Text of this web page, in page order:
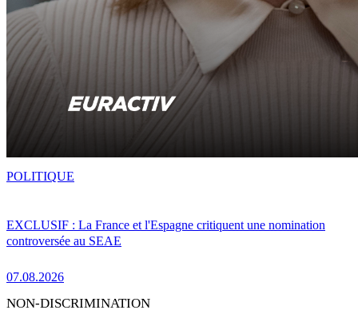
EXCLUSIF : La France et l'Espagne critiquent une nomination
controversée au SEAE
07.08.2026
POLITIQUE
NON-DISCRIMINATION